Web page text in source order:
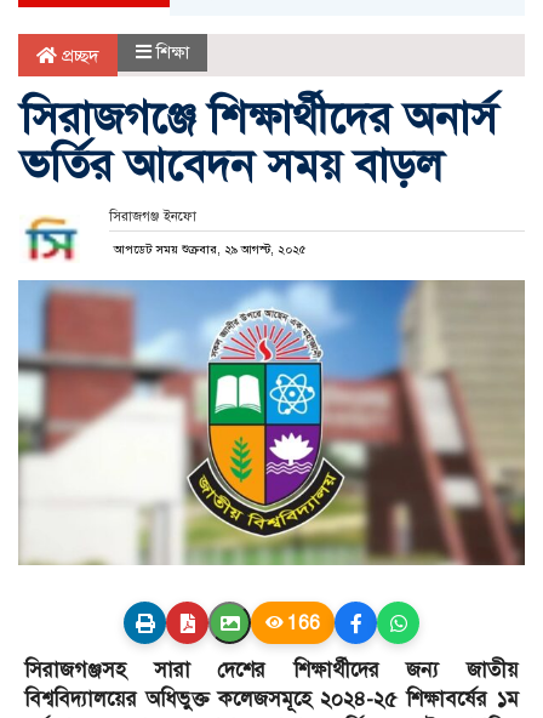
প্রচ্ছদ শিক্ষা
সিরাজগঞ্জে শিক্ষার্থীদের অনার্স
ভর্তির আবেদন সময় বাড়ল
সিরাজগঞ্জ ইনফো
আপডেট সময় শুক্রবার, ২৯ আগস্ট, ২০২৫
166
সিরাজগঞ্জসহ সারা দেশের শিক্ষার্থীদের জন্য জাতীয়
বিশ্ববিদ্যালয়ের অধিভুক্ত কলেজসমূহে ২০২৪-২৫ শিক্ষাবর্ষের ১ম